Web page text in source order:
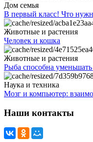
Дом семья
В первый класс! Что
Животные и растения
Человек и кошка
Животные и растения
Рыба способна уменьшать
Наука и техника
Мозг и компьютер:
Наши контакты